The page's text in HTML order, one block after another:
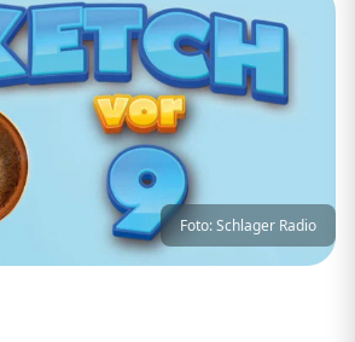
Foto: Schlager Radio